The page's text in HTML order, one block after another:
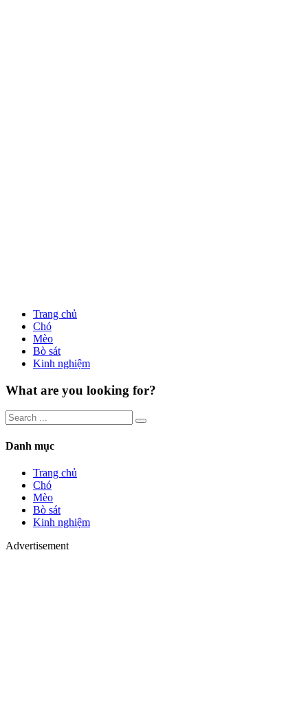
Trang chủ
Chó
Mèo
Bò sát
Kinh nghiệm
What are you looking for?
Danh mục
Trang chủ
Chó
Mèo
Bò sát
Kinh nghiệm
Advertisement